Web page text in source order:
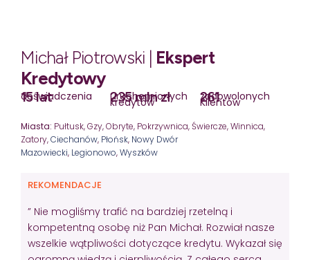
Michał Piotrowski | Ekspert
Kredytowy
15 lat
doświadczenia 235 mln zł
uruchomionych
kredytów 261
zadowolonych
Klientów
Miasta: Pułtusk, Gzy, Obryte, Pokrzywnica, Świercze, Winnica,
Zatory,Ciechanów, Płońsk, Nowy Dwór
Mazowiecki, Legionowo,Wyszków
REKOMENDACJE
” Nie mogliśmy trafić na bardziej rzetelną i
kompetentną osobę niż Pan Michał. Rozwiał nasze
wszelkie wątpliwości dotyczące kredytu. Wykazał się